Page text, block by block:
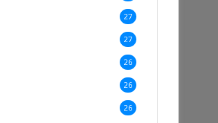
27
27
26
26
26